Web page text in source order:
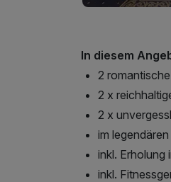
In diesem
2
2 x
2 x
im
inkl. Erholung
inkl.